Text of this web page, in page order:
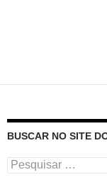
BUSCAR NO SITE
Pesquisar